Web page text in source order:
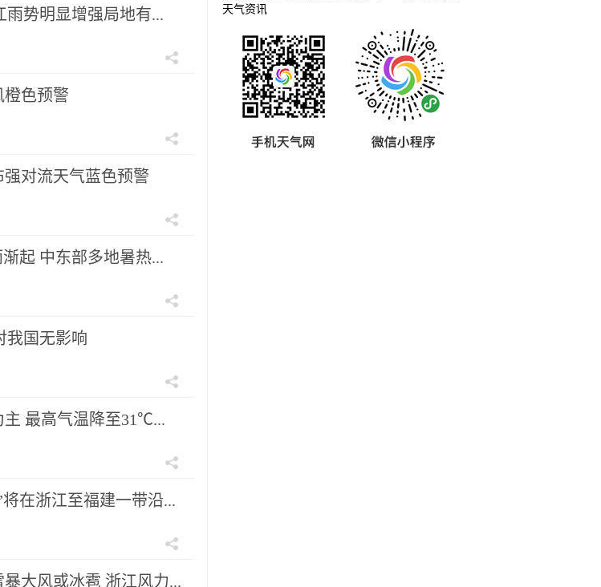
雨势明显增强局地有...
橙色预警
强对流天气蓝色预警
起 中东部多地暑热...
我国无影响
主 最高气温降至31℃...
在浙江至福建一带沿...
大风或冰雹 浙江风力...
天气资讯